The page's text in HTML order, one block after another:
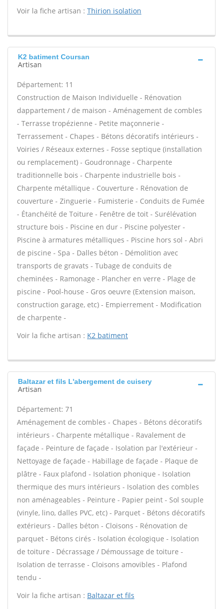
Voir la fiche artisan : Thirion isolation
K2 batiment Coursan
Artisan
Département: 11
Construction de Maison Individuelle - Rénovation
dappartement / de maison - Aménagement de combles
- Terrasse tropézienne - Petite maçonnerie -
Terrassement - Chapes - Bétons décoratifs intérieurs -
Voiries / Réseaux externes - Fosse septique (installation
ou remplacement) - Goudronnage - Charpente
traditionnelle bois - Charpente industrielle bois -
Charpente métallique - Couverture - Rénovation de
couverture - Zinguerie - Fumisterie - Conduits de Fumée
- Étanchéité de Toiture - Fenêtre de toit - Surélévation
structure bois - Piscine en dur - Piscine polyester -
Piscine à armatures métalliques - Piscine hors sol - Abri
de piscine - Spa - Dalles béton - Démolition avec
transports de gravats - Tubage de conduits de
cheminées - Ramonage - Plancher en verre - Plage de
piscine - Pool-house - Gros oeuvre (Extension maison,
construction garage, etc) - Empierrement - Modification
de charpente -
Voir la fiche artisan : K2 batiment
Baltazar et fils L'abergement de cuisery
Artisan
Département: 71
Aménagement de combles - Chapes - Bétons décoratifs
intérieurs - Charpente métallique - Ravalement de
façade - Peinture de façade - Isolation par l'extérieur -
Nettoyage de façade - Habillage de façade - Plaque de
plâtre - Faux plafond - Isolation phonique - Isolation
thermique des murs intérieurs - Isolation des combles
non aménageables - Peinture - Papier peint - Sol souple
(vinyle, lino, dalles PVC, etc) - Parquet - Bétons décoratifs
extérieurs - Dalles béton - Cloisons - Rénovation de
parquet - Bétons cirés - Isolation écologique - Isolation
de toiture - Décrassage / Démoussage de toiture -
Isolation de terrasse - Cloisons amovibles - Plafond
tendu -
Voir la fiche artisan : Baltazar et fils